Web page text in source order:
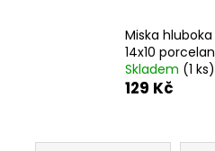
Miska hluboka
14x10 porcelan
Skladem (1 ks)
129 Kč
Ř